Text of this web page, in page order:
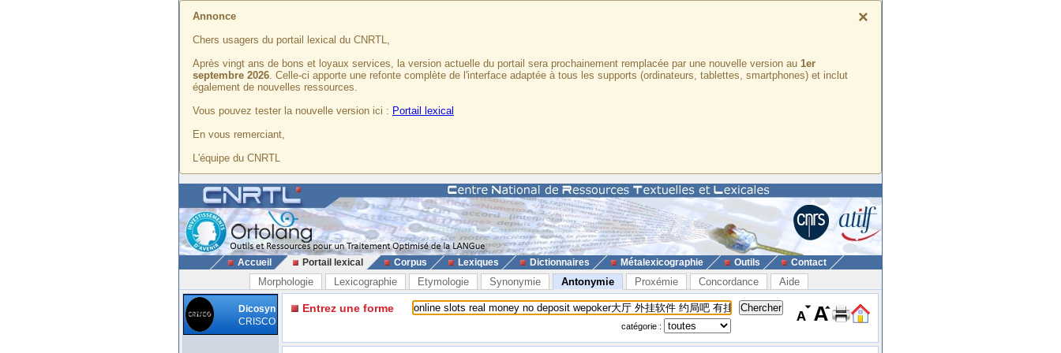
×
Annonce
Chers usagers du portail lexical du CNRTL,
Après vingt ans de bons et loyaux services, la version actuelle du portail sera prochainement remplacée par une nouvelle version au 1er
septembre 2026. Celle-ci apporte une refonte complète de l'interface adaptée à tous les supports (ordinateurs, tablettes, smartphones) et inclut
également de nouvelles ressources.
Vous pouvez tester la nouvelle version ici : Portail lexical
En vous remerciant,
L'équipe du CNRTL
Accueil Portail lexical Corpus Lexiques Dictionnaires Métalexicographie Outils Contact
Morphologie Lexicographie Etymologie Synonymie Antonymie Proxémie Concordance Aide
Dicosyn
CRISCO
Entrez une forme
catégorie :